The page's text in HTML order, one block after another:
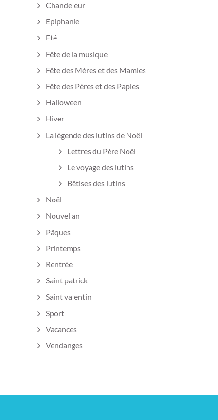
Chandeleur
Epiphanie
Eté
Fête de la musique
Fête des Mères et des Mamies
Fête des Pères et des Papies
Halloween
Hiver
La légende des lutins de Noël
Lettres du Père Noël
Le voyage des lutins
Bêtises des lutins
Noël
Nouvel an
Pâques
Printemps
Rentrée
Saint patrick
Saint valentin
Sport
Vacances
Vendanges